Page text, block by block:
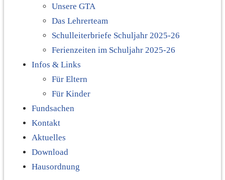
Unsere GTA
Das Lehrerteam
Schulleiterbriefe Schuljahr 2025-26
Ferienzeiten im Schuljahr 2025-26
Infos & Links
Für Eltern
Für Kinder
Fundsachen
Kontakt
Aktuelles
Download
Hausordnung